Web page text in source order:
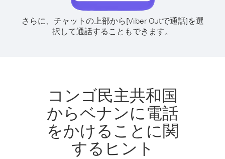
さらに、チャットの上部から[Viber Outで通話]を選
択して通話することもできます。
コンゴ民主共和国
からベナンに電話
をかけることに関
するヒント